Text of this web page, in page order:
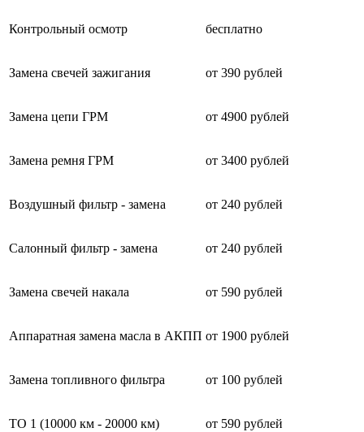
Контрольный осмотр бесплатно
Замена свечей зажигания от 390 рублей
Замена цепи ГРМ от 4900 рублей
Замена ремня ГРМ от 3400 рублей
Воздушный фильтр - замена от 240 рублей
Салонный фильтр - замена от 240 рублей
Замена свечей накала от 590 рублей
Аппаратная замена масла в АКПП от 1900 рублей
Замена топливного фильтра от 100 рублей
ТО 1 (10000 км - 20000 км) от 590 рублей